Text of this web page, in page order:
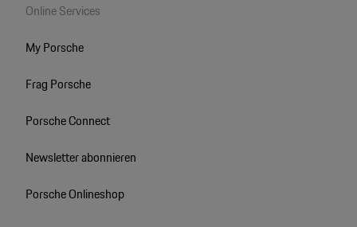
Online Services
My Porsche
Frag Porsche
Porsche Connect
Newsletter abonnieren
Porsche Onlineshop